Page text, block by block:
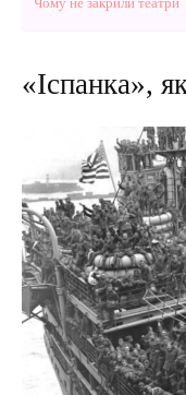
«Іспанка»,